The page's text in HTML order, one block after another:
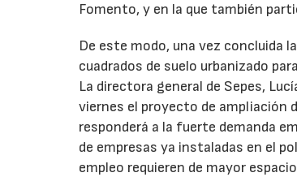
Fomento, y en la que también
De este modo, una vez concluida
cuadrados de suelo urbanizado
La directora general de Sepes,
viernes el proyecto de ampliación
responderá a la fuerte demanda
de empresas ya instaladas en el
empleo requieren de mayor